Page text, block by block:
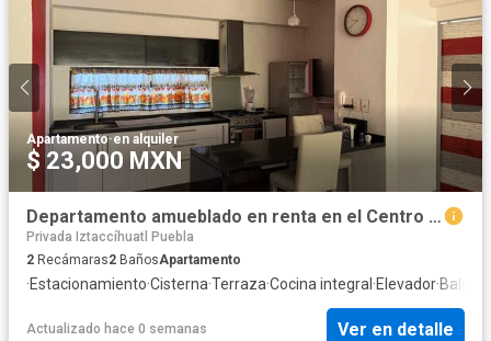
Apartamento·en alquiler
$ 23,000 MXN
Departamento amueblado en renta en el Centro Histórico de Puebla
Privada Iztaccíhuatl Puebla
2 Recámaras2 BañosApartamento
·Estacionamiento·Cisterna·Terraza·Cocina integral ·Elevador·Balcón
Actualizado hace 0 semanas Ver en detalle